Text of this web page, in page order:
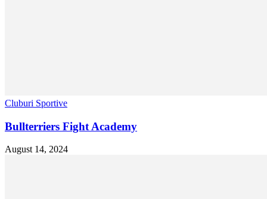
Cluburi Sportive
Bullterriers Fight Academy
August 14, 2024